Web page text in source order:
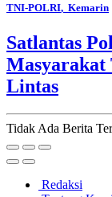
TNI-POLRI, Kemarin
Satlantas
Masyarakat
Lintas
Tidak Ada Berita
Redaksi